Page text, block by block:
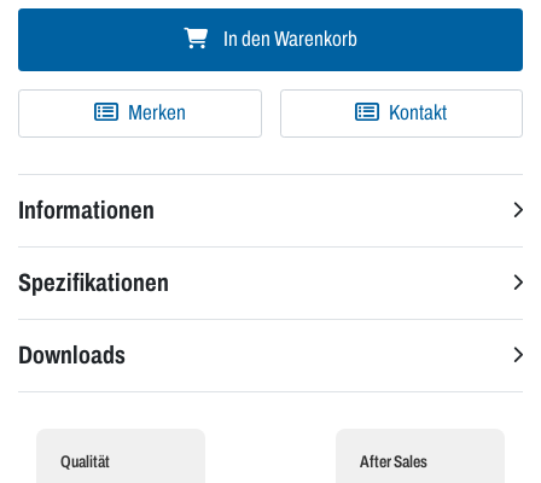
In den Warenkorb
Merken Kontakt
Informationen
Spezifikationen
Downloads
Qualität After Sales